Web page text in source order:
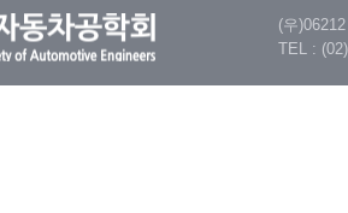
(우
TEL :